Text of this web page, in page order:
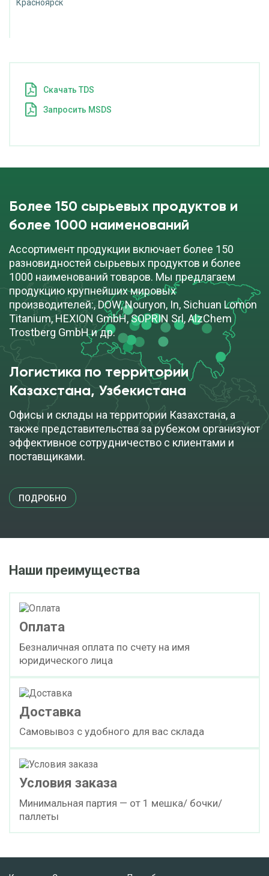
Красноярск
Cкачать TDS
Запросить MSDS
Более 150 сырьевых продуктов и
более 1000 наименований
Ассортимент продукции включает более 150
разновидностей сырьевых продуктов и более
1000 наименований товаров. Мы предлагаем
продукцию крупнейших мировых
производителей:, DOW, Nouryon, In, Sichuan Lomon
Titanium, HEXION GmbH, SOPRIN Srl, AlzChem
Trostberg GmbH и др.
Логистика по территории
Казахстана, Узбекистана
Офисы и склады на территории Казахстана, а
также представительства за рубежом организуют
эффективное сотрудничество с клиентами и
поставщиками.
ПОДРОБНО
Наши преимущества
Оплата
Безналичная оплата по счету на имя
юридического лица
Доставка
Самовывоз с удобного для вас склада
Условия заказа
Минимальная партия — от 1 мешка/ бочки/
паллеты